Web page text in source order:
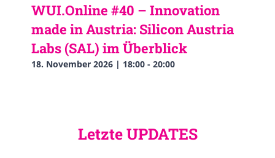
WUI.Online #40 – Innovation
made in Austria: Silicon Austria
Labs (SAL) im Überblick
18. November 2026 | 18:00 - 20:00
Letzte UPDATES